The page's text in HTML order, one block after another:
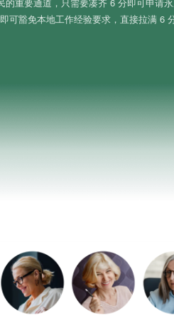
可豁免本地工作经验要求，直接拉满 6